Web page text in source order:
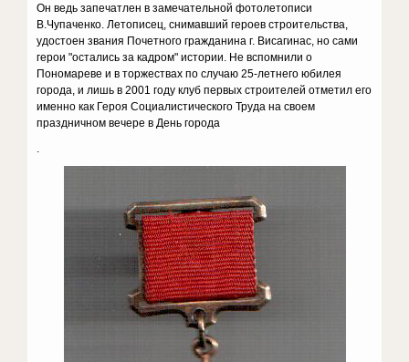
Он ведь запечатлен в замечательной фотолетописи
В.Чупаченко. Летописец, снимавший героев строительства,
удостоен звания Почетного гражданина г. Висагинас, но сами
герои "остались за кадром" истории. Не вспомнили о
Пономареве и в торжествах по случаю 25-летнего юбилея
города, и лишь в 2001 году клуб первых строителей отметил его
именно как Героя Социалистического Труда на своем
праздничном вечере в День города
.